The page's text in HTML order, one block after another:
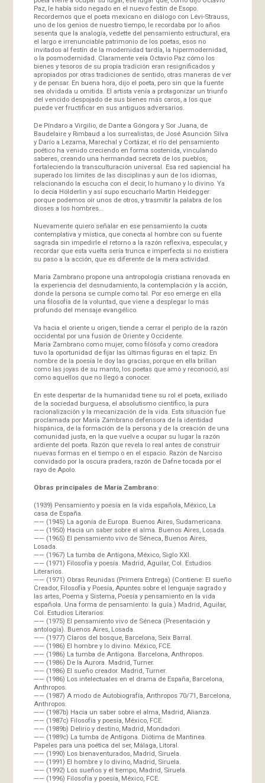
Paz, le había sido negado en el nuevo festín de Esopo.
Recordemos que el poeta mexicano en diálogo con Lévi-Strauss,
uno de los genios de nuestro tiempo, le recordaba por lo años
sesenta que la analogía, vedette del pensamiento estructural, era
el largo e irrenunciable patrimonio de los poetas, esos no
invitados al festín de la modernidad tardía, la hipermodernidad,
o la posmodernidad. Claramente veía Octavio Paz cómo los
bienes y tesoros de su propia tradición eran resignificados y
apropiados por otras tradiciones de sentido, otras maneras de ver
y de pensar. En buena hora, dijo el poeta, pero sin que la fuente
sea olvidada u omitida. El artista venía a protagonizar un triunfo
del vencido despojado de sus bienes más caros, a los que
puede ver fructificar en sus antiguos adversarios.
De Píndaro a Virgilio, de Dante a Góngora y Sor Juana, de
Baudelaire y Rimbaud a los surrealistas, de José Asunción Silva
y Darío a Lezama, Marechal y Cortázar, el río del pensamiento
poético ha venido creciendo en forma sostenida, vinculando
saberes, creando una hermandad secreta de los pueblos,
fortaleciendo la transculturación universal. Esa red sapiencial ha
superado los límites de las disciplinas y aun de los idiomas,
relacionando la escucha con el decir, lo humano y lo divino. Ya
lo decía Hölderlin y así supo escucharlo Martin Heidegger:
porque podemos oír unos de otros, y trasmitir la palabra de los
dioses a los hombres…
Nuevamente quiero señalar en ese pensamiento la cuota
contemplativa y mística, que conecta al hombre con su fuente
sagrada sin impedirle el retorno a la razón reflexiva, especular, y
recordar que esta vuelta sería trunca e imperfecta si no existiera
su paso a la acción, que es diferente de la mera actividad.
María Zambrano propone una antropología cristiana renovada en
la experiencia del desnudamiento, la contemplación y la acción,
donde la persona se cumple como tal. Por eso emerge en ella
una filosofía de la voluntad, que viene a desplegar lo más
profundo del mensaje evangélico.
Va hacia el oriente u origen, tiende a cerrar el periplo de la razón
occidental por una fusión de Oriente y Occidente.
María Zambrano como mujer, como filósofa y como creadora
tuvo la oportunidad de fijar las últimas figuras en el tapiz. En
nombre de la poesía le doy las gracias, porque en ella brillan
como las joyas de su manto, los poetas que amó y reconoció, así
como aquellos que no llegó a conocer.
En este despertar de la humanidad tiene su rol el poeta, exiliado
de la sociedad burguesa, el absolutismo científico, la pura
racionalización y la mecanización de la vida. Esta situación fue
proclamada por María Zambrano defensora de la identidad
hispánica, de la formación de la persona y de la creación de una
comunidad justa, en la que vuelve a ocupar su lugar la razón
ardiente del poeta. Razón que revela lo real antes de construir
nuevas formas en el tiempo o en el espacio. Razón de Narciso
convidado por la oscura pradera, razón de Dafne tocada por el
rayo de Apolo.
Obras principales de María Zambrano:
(1939) Pensamiento y poesía en la vida española, México, La
casa de España.
—— (1945) La agonía de Europa. Buenos Aires, Sudamericana.
—— (1950) Hacia un saber sobre el alma. Buenos Aires, Losada.
—— (1965) El pensamiento vivo de Séneca, Buenos Aires,
Losada.
—— (1967) La tumba de Antígona, México, Siglo XXI.
—— (1971) Filosofía y poesía. Madrid, Aguilar, Col. Estudios
Literarios.
—— (1971) Obras Reunidas (Primera Entrega) (Contiene: El sueño
Creador, Filosofía y Poesía, Apuntes sobre el lenguaje sagrado y
las artes, Poema y Sistema, Poesía y pensamiento en la vida
española. Una forma de pensamiento: la guía.) Madrid, Aguilar,
Col. Estudios Literarios.
—— (1975) El pensamiento vivo de Séneca (Presentación y
antología). Buenos Aires, Losada.
—— (1977) Claros del bosque, Barcelona, Seix Barral.
—— (1986) El hombre y lo divino. México, FCE.
—— (1986) La tumba de Antígona. Barcelona, Anthropos.
—— (1986) De la Aurora. Madrid, Turner.
—— (1986) El sueño creador. Madrid, Turner.
—— (1986) Los intelectuales en el drama de España, Barcelona,
Anthropos.
—— (1987) A modo de Autobiografía, Anthropos 70/71, Barcelona,
Anthropos.
—— (1987b) Hacia un saber sobre el alma, Madrid, Alianza.
—— (1987c) Filosofía y poesía, México, FCE.
—— (1989b) Delirio y destino, Madrid, Mondadori.
—— (1989c) La tumba de Antígona. Diótima de Mantinea.
Papeles para una poética del ser, Málaga, Litoral.
—— (1990) Los bienaventurados, Madrid, Siruela.
—— (1991) El hombre y lo divino, Madrid, Siruela.
—— (1992) Los sueños y el tiempo, Madrid, Siruela.
—— (1996) Filosofía y poesía, México, FCE.